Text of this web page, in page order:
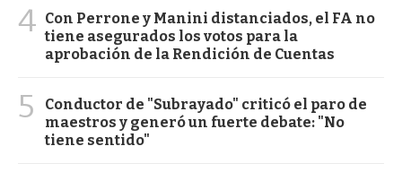
4 Con Perrone y Manini distanciados, el FA no
tiene asegurados los votos para la
aprobación de la Rendición de Cuentas
5
Conductor de "Subrayado" criticó el paro de
maestros y generó un fuerte debate: "No
tiene sentido"